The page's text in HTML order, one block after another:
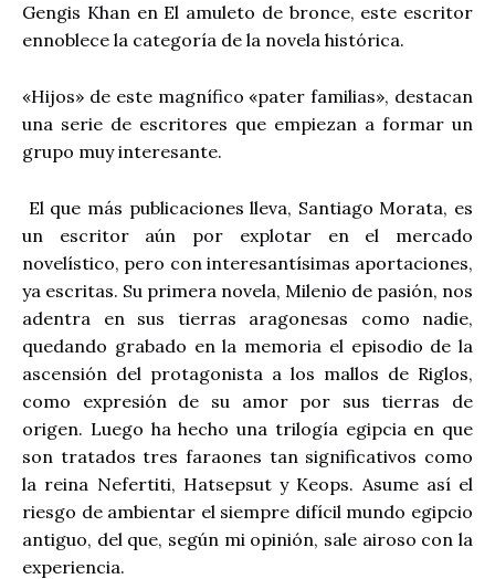
Gengis Khan en El amuleto de bronce, este escritor
ennoblece la categoría de la novela histórica.
«Hijos» de este magnífico «pater familias», destacan
una serie de escritores que empiezan a formar un
grupo muy interesante.
El que más publicaciones lleva, Santiago Morata, es
un escritor aún por explotar en el mercado
novelístico, pero con interesantísimas aportaciones,
ya escritas. Su primera novela, Milenio de pasión, nos
adentra en sus tierras aragonesas como nadie,
quedando grabado en la memoria el episodio de la
ascensión del protagonista a los mallos de Riglos,
como expresión de su amor por sus tierras de
origen. Luego ha hecho una trilogía egipcia en que
son tratados tres faraones tan significativos como
la reina Nefertiti, Hatsepsut y Keops. Asume así el
riesgo de ambientar el siempre difícil mundo egipcio
antiguo, del que, según mi opinión, sale airoso con la
experiencia.